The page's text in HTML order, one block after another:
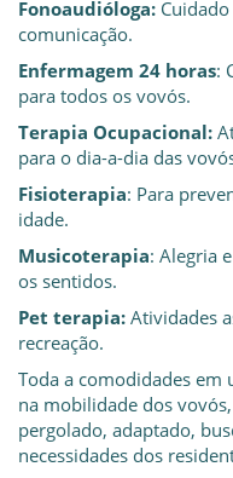
Fonoaudióloga:
comunicação.
Enfermagem 24 horas:
para todos os vovós.
Terapia Ocupacional:
para o dia-a-dia das
Fisioterapia: Para
idade.
Musicoterapia: Alegria
os sentidos.
Pet terapia: Atividades
recreação.
Toda a comodidades em
na mobilidade dos
pergolado, adaptado,
necessidades dos